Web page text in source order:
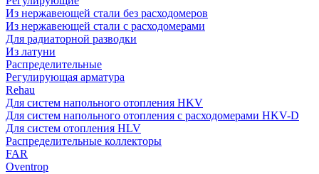
Из нержавеющей стали без расходомеров
Из нержавеющей стали с расходомерами
Для радиаторной разводки
Из латуни
Распределительные
Регулирующая арматура
Rehau
Для систем напольного отопления HKV
Для систем напольного отопления с расходомерами HKV-D
Для систем отопления HLV
Распределительные коллекторы
FAR
Oventrop